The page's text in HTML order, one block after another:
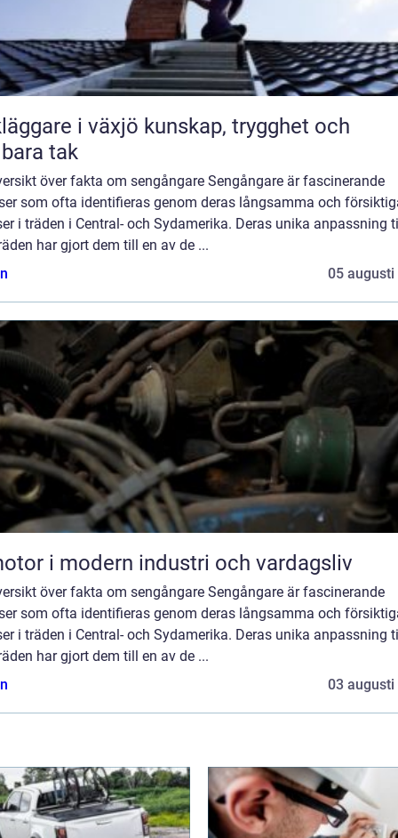
i växjö kunskap, trygghet och
tak
över fakta om sengångare Sengångare är fascinerande
som ofta identifieras genom deras långsamma och
i träden i Central- och Sydamerika. Deras unika anpassning
har gjort dem till en av de ...
05 augusti
i modern industri och vardagsliv
över fakta om sengångare Sengångare är fascinerande
som ofta identifieras genom deras långsamma och
i träden i Central- och Sydamerika. Deras unika anpassning
har gjort dem till en av de ...
03 augusti